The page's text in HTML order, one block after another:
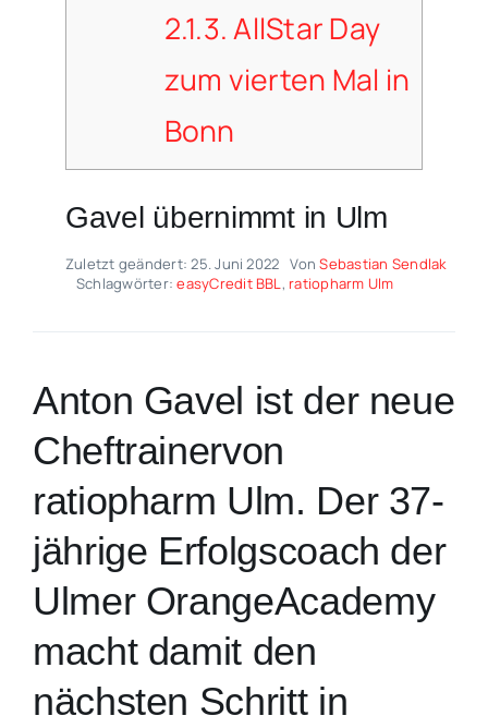
2.1.3.AllStar Day
zum vierten Mal in
Bonn
Gavel übernimmt in Ulm
Zuletzt geändert: 25. Juni 2022 VonSebastian Sendlak
Schlagwörter:easyCredit BBL, ratiopharm Ulm
Anton Gavel ist der neue
Cheftrainervon
ratiopharm Ulm. Der 37-
jährige Erfolgscoach der
Ulmer OrangeAcademy
macht damit den
nächsten Schritt in